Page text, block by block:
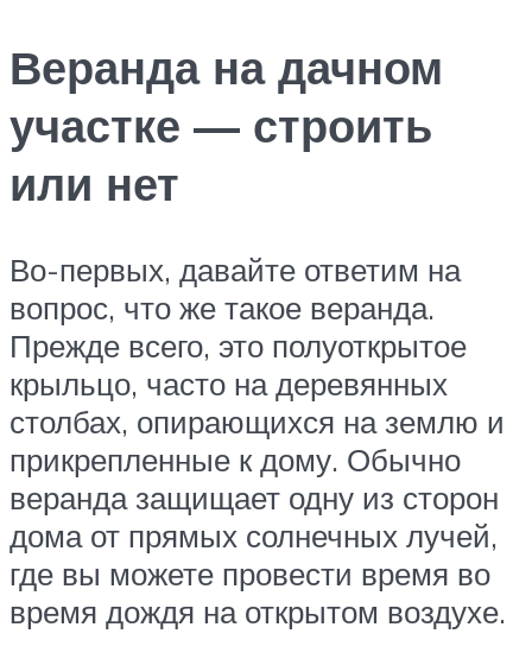
Веранда на дачном
участке — строить
или нет
Во-первых, давайте ответим на
вопрос, что же такое веранда.
Прежде всего, это полуоткрытое
крыльцо, часто на деревянных
столбах, опирающихся на землю и
прикрепленные к дому. Обычно
веранда защищает одну из сторон
дома от прямых солнечных лучей,
где вы можете провести время во
время дождя на открытом воздухе.